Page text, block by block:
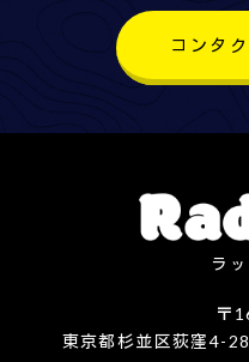
コンタ
ラ
〒
東京都杉並区荻窪4-